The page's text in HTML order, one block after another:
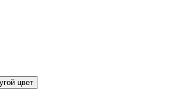
Выбрать другой цвет